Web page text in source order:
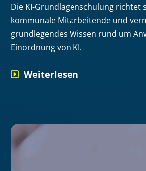
Die KI-Grundlagenschulung richtet
kommunale Mitarbeitende und
grundlegendes Wissen rund um
Einordnung von KI.
Weiterlesen